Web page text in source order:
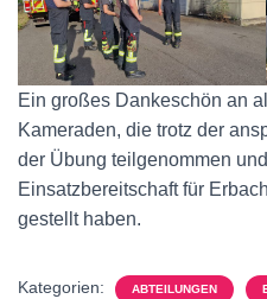
Ein großes Dankeschön an
Kameraden, die trotz der
der Übung teilgenommen
Einsatzbereitschaft für
gestellt haben.
Kategorien: ABTEILUNGEN